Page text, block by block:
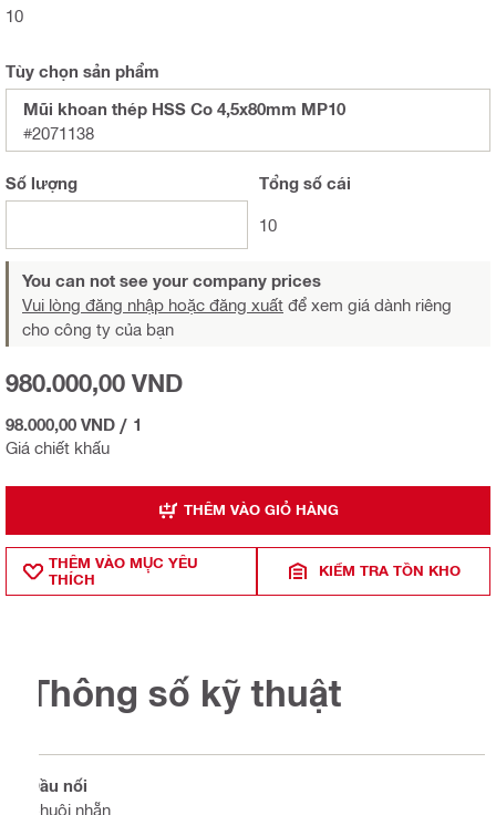
10
Tùy chọn sản phẩm
Mũi khoan thép HSS Co 4,5x80mm MP10
#2071138
Số lượng Tổng số cái
10
You can not see your company prices
Vui lòng đăng nhập hoặc đăng xuất để xem giá dành riêng
cho công ty của bạn
Giá chiết khấu
980.000,00 VND
98.000,00 VND / 1
THÊM VÀO GIỎ HÀNG
THÊM VÀO MỤ̣C YÊU
THÍCH
KIỂM TRA TỒN KHO
Thông số kỹ thuật
Đầu nối
Chuôi nhẵn